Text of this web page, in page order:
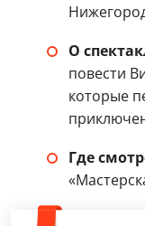
О
повести
которые
Где